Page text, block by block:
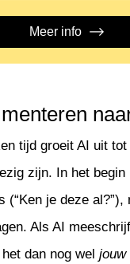
Meer info
tijd groeit AI uit
zijn. In het begin
(“Ken je deze al?”),
Als AI
dan nog weljouw